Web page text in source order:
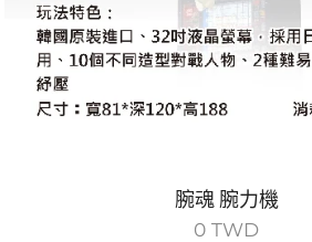
腕魂 腕力機
0 TWD